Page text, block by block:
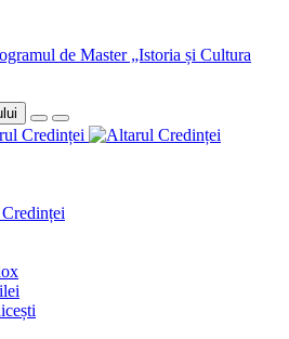
de Master „Istoria și Cultura